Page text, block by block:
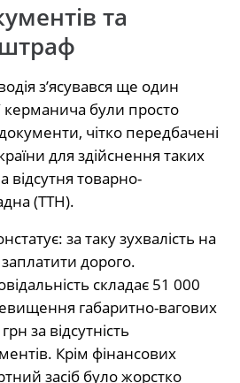
та
з’ясувався ще один
були просто
документи, чітко передбачені
для здійснення таких
товарно-
(ТТН).
за таку зухвалість на
дорого.
складає 51 000
габаритно-вагових
за відсутність
Крім фінансових
засіб було жорстко